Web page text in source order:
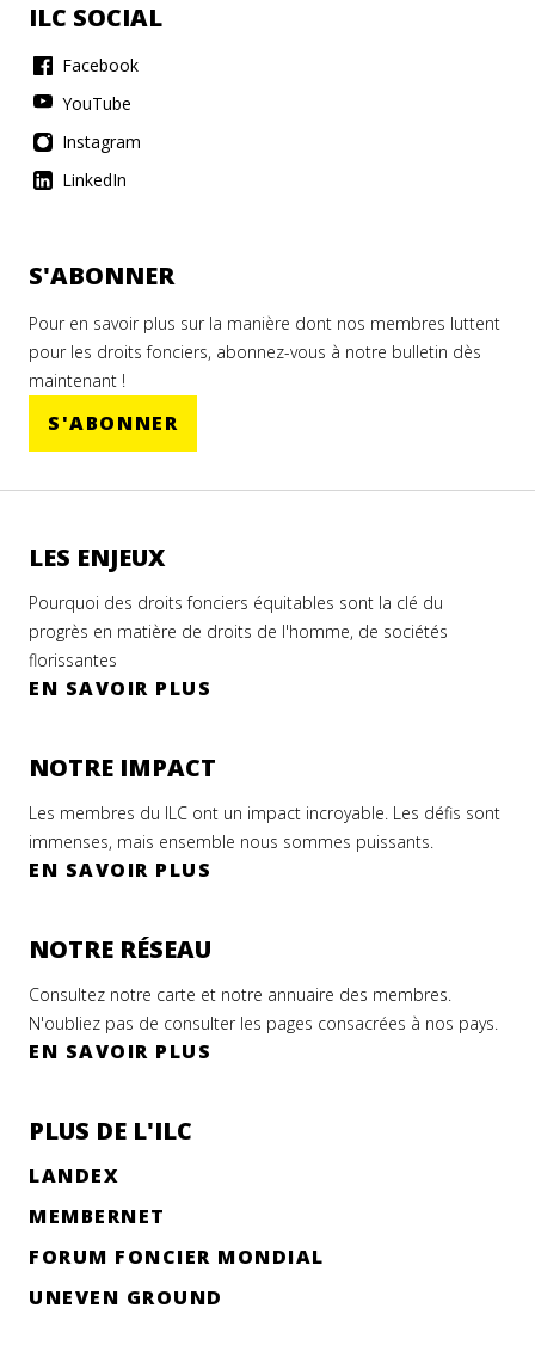
ILC SOCIAL
Facebook
YouTube
Instagram
LinkedIn
S'ABONNER
Pour en savoir plus sur la manière dont nos membres luttent
pour les droits fonciers, abonnez-vous à notre bulletin dès
maintenant !
S'ABONNER
LES ENJEUX
Pourquoi des droits fonciers équitables sont la clé du
progrès en matière de droits de l'homme, de sociétés
florissantes
EN SAVOIR PLUS
NOTRE IMPACT
Les membres du ILC ont un impact incroyable. Les défis sont
immenses, mais ensemble nous sommes puissants.
EN SAVOIR PLUS
NOTRE RÉSEAU
Consultez notre carte et notre annuaire des membres.
N'oubliez pas de consulter les pages consacrées à nos pays.
EN SAVOIR PLUS
PLUS DE L'ILC
LANDEX
MEMBERNET
FORUM FONCIER MONDIAL
UNEVEN GROUND